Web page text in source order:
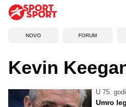
NOVO FORUM
Kevin
U 75.
Umro